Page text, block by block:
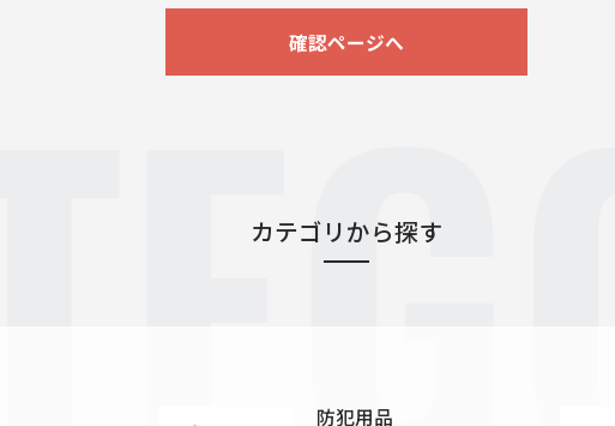
確認ページへ
カテゴリから探す
防犯用品